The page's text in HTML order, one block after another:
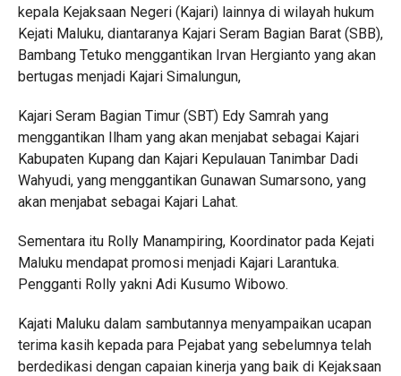
kepala Kejaksaan Negeri (Kajari) lainnya di wilayah hukum
Kejati Maluku, diantaranya Kajari Seram Bagian Barat (SBB),
Bambang Tetuko menggantikan Irvan Hergianto yang akan
bertugas menjadi Kajari Simalungun,
Kajari Seram Bagian Timur (SBT) Edy Samrah yang
menggantikan Ilham yang akan menjabat sebagai Kajari
Kabupaten Kupang dan Kajari Kepulauan Tanimbar Dadi
Wahyudi, yang menggantikan Gunawan Sumarsono, yang
akan menjabat sebagai Kajari Lahat.
Sementara itu Rolly Manampiring, Koordinator pada Kejati
Maluku mendapat promosi menjadi Kajari Larantuka.
Pengganti Rolly yakni Adi Kusumo Wibowo.
Kajati Maluku dalam sambutannya menyampaikan ucapan
terima kasih kepada para Pejabat yang sebelumnya telah
berdedikasi dengan capaian kinerja yang baik di Kejaksaan